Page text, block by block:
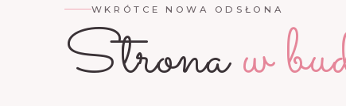
WKRÓTCE NOWA ODSŁONA
Stronaw